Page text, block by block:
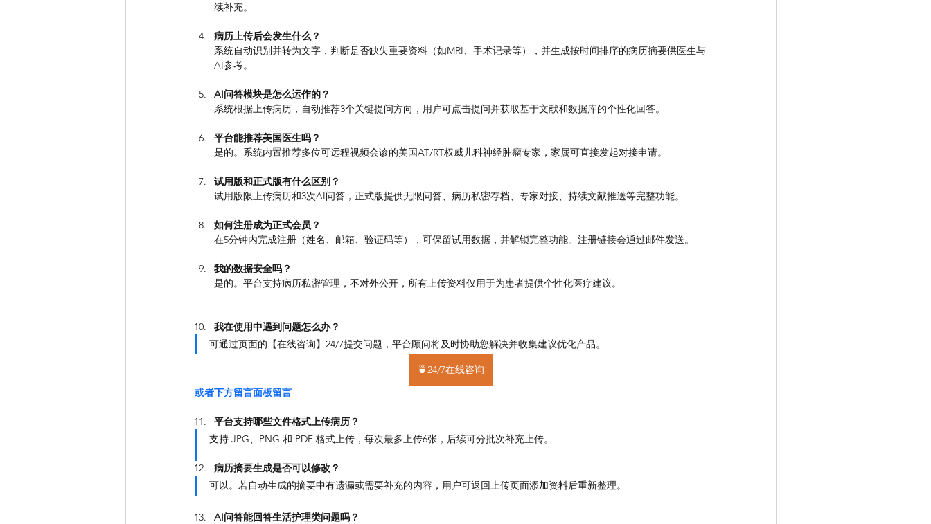
续补充。
病历上传后会发生什么？
系统自动识别并转为文字，判断是否缺失重要资料（如MRI、手术记录等），并生成按时间排序的病历摘要供医生与
AI参考。
AI问答模块是怎么运作的？
系统根据上传病历，自动推荐3个关键提问方向，用户可点击提问并获取基于文献和数据库的个性化回答。
平台能推荐美国医生吗？
是的。系统内置推荐多位可远程视频会诊的美国AT/RT权威儿科神经肿瘤专家，家属可直接发起对接申请。
试用版和正式版有什么区别？
试用版限上传病历和3次AI问答，正式版提供无限问答、病历私密存档、专家对接、持续文献推送等完整功能。
如何注册成为正式会员？
在5分钟内完成注册（姓名、邮箱、验证码等），可保留试用数据，并解锁完整功能。注册链接会通过邮件发送。
我的数据安全吗？
是的。平台支持病历私密管理，不对外公开，所有上传资料仅用于为患者提供个性化医疗建议。
我在使用中遇到问题怎么办？
可通过页面的【在线咨询】24/7提交问题，平台顾问将及时协助您解决并收集建议优化产品。
🍵24/7在线咨询
或者下方留言面板留言
平台支持哪些文件格式上传病历？
支持 JPG、PNG 和 PDF 格式上传，每次最多上传6张，后续可分批次补充上传。
病历摘要生成是否可以修改？
可以。若自动生成的摘要中有遗漏或需要补充的内容，用户可返回上传页面添加资料后重新整理。
AI问答能回答生活护理类问题吗？